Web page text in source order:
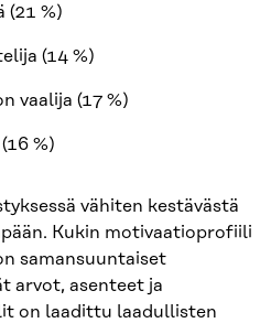
(21 %)
(14 %)
vaalija (17 %)
%)
vähiten kestävästä
Kukin motivaatioprofiili
samansuuntaiset
arvot, asenteet ja
on laadittu laadullisten